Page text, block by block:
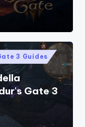
3 Guides
Gate 3